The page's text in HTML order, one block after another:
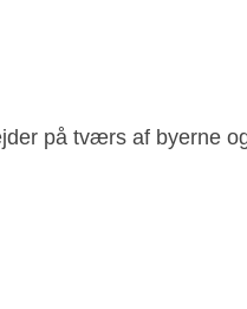
på tværs af byerne